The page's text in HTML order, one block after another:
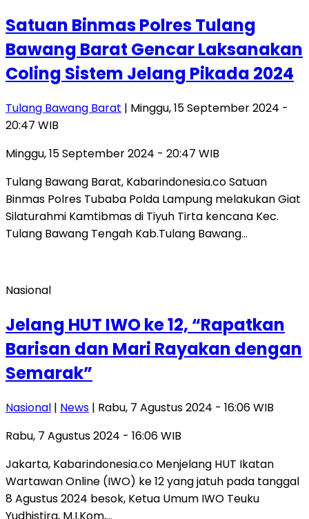
Satuan Binmas Polres Tulang
Bawang Barat Gencar Laksanakan
Coling Sistem Jelang Pikada 2024
Tulang Bawang Barat | Minggu, 15 September 2024 -
20:47 WIB
Minggu, 15 September 2024 - 20:47 WIB
Tulang Bawang Barat, Kabarindonesia.co Satuan
Binmas Polres Tubaba Polda Lampung melakukan Giat
Silaturahmi Kamtibmas di Tiyuh Tirta kencana Kec.
Tulang Bawang Tengah Kab.Tulang Bawang…
Nasional
Jelang HUT IWO ke 12, “Rapatkan
Barisan dan Mari Rayakan dengan
Semarak”
Nasional | News | Rabu, 7 Agustus 2024 - 16:06 WIB
Rabu, 7 Agustus 2024 - 16:06 WIB
Jakarta, Kabarindonesia.co Menjelang HUT Ikatan
Wartawan Online (IWO) ke 12 yang jatuh pada tanggal
8 Agustus 2024 besok, Ketua Umum IWO Teuku